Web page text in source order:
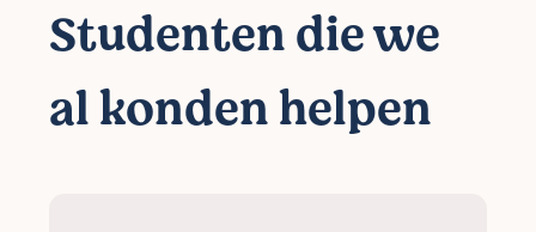
Studenten die we
al konden helpen